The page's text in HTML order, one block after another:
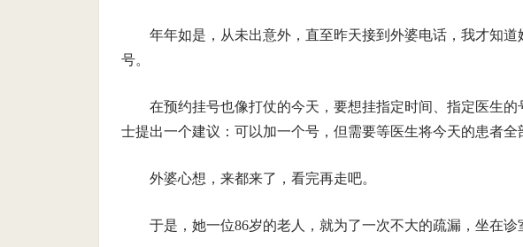
年年如是，从未出意外，直至昨天接到外婆电话，我才知
号。
在预约挂号也像打仗的今天，要想挂指定时间、指定医生
士提出一个建议：可以加一个号，但需要等医生将今天的患者全
外婆心想，来都来了，看完再走吧。
于是，她一位86岁的老人，就为了一次不大的疏漏，坐在诊